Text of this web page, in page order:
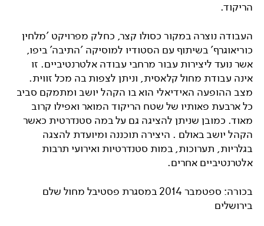
הריקוד.
העבודה נוצרה במקור כסולו קצר, כחלק מפרויקט 'מלחין
כוריאוגרף' בשיתוף עם הסטודיו למוסיקה 'התיבה' ביפו,
אשר נועד ליצירות עבור מרחבי עבודה אלטרנטיביים. זו
אינה עבודת מחול קלאסית, וניתן לצפות בה מכל זווית.
מצב ההופעה האידיאלי הוא בו הקהל יושב ומתמקם סביב
כל ארבעת פאותיו של שטח הריקוד המואר ואפילו קרוב
מאוד. כמובן שניתן להציגה גם על במה סטנדרטית כאשר
הקהל יושב באולם . היצירה תוכננה ומיועדת להצגה
בגלריות, תערוכות, במות סטנדרטיות ואירועי תרבות
אלטרנטיביים אחרים.
בכורה: ספטמבר 2014 במסגרת פסטיבל מחול שלם
בירושלים